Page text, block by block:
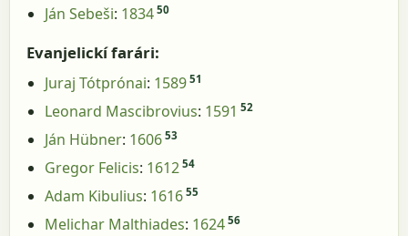
Ján Sebeši: 1834 50
Evanjelickí farári:
Juraj Tótprónai: 1589 51
Leonard Mascibrovius: 1591 52
Ján Hübner: 1606 53
Gregor Felicis: 1612 54
Adam Kibulius: 1616 55
Melichar Malthiades: 1624 56